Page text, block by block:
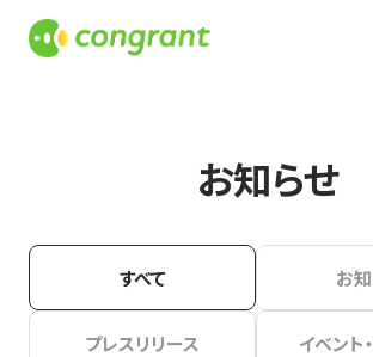
お知らせ
すべて お
プレスリリース イベント